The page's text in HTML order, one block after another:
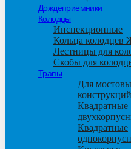
Дождеприемники
Колодцы
Инспекционные
Кольца колодцев
Лестницы для
Скобы для
Трапы
Для
конструкций
Квадратные
Квадратные